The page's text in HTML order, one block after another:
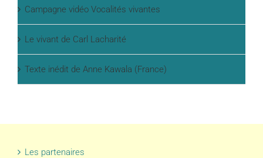
Campagne vidéo Vocalités vivantes
Le vivant de Carl Lacharité
Texte inédit de Anne Kawala (France)
Les partenaires